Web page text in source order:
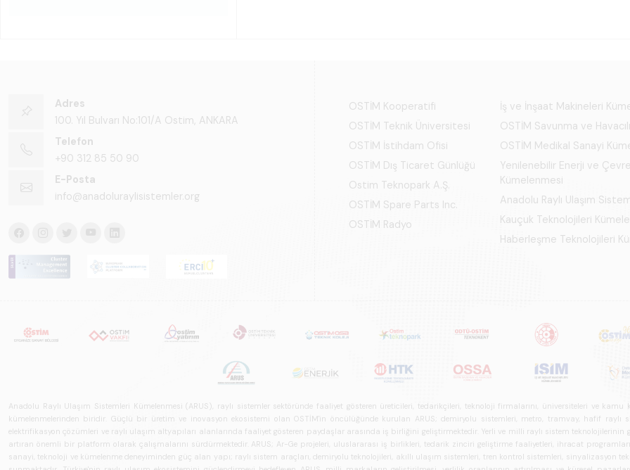
Adres
100. Yıl Bulvarı No:101/A Ostim, ANKARA
Telefon
+90 312 85 50 90
E-Posta
info@anadoluraylisistemler.org
OSTİM Kooperatifi
OSTİM Teknik Üniversitesi
OSTİM İstihdam Ofisi
OSTİM Dış Ticaret Günlüğü
Ostim Teknopark A.Ş.
OSTİM Spare Parts Inc.
OSTİM Radyo
İş ve İnşaat Makineleri
OSTİM Savunma ve
OSTİM Medikal Sanayi
Yenilenebilir Enerji ve
Kümelenmesi
Anadolu Raylı Ulaşım
Kauçuk Teknolojileri
Haberleşme Teknolojileri
Anadolu Raylı Ulaşım Sistemleri Kümelenmesi (ARUS), raylı sistemler sektöründe faaliyet gösteren üreticileri, tedarikçileri, teknoloji firmalarını, üniversiteleri ve
kümelenmelerinden biridir. Güçlü bir üretim ve inovasyon ekosistemi olan OSTİM'in öncülüğünde kurulan ARUS; demiryolu sistemleri, metro, tramvay, hafif raylı
elektrifikasyon çözümleri ve raylı ulaşım altyapıları alanlarında faaliyet gösteren paydaşlar arasında iş birliğini geliştirmektedir. Yerli ve milli raylı sistem
artıran önemli bir platform olarak çalışmalarını sürdürmektedir. ARUS; Ar-Ge projeleri, uluslararası iş birlikleri, tedarik zinciri geliştirme faaliyetleri, ihracat
sanayi, teknoloji ve kümelenme deneyiminden güç alan yapı; raylı sistem araçları, demiryolu teknolojileri, akıllı ulaşım sistemleri, tren kontrol sistemleri, sinyalizasyon